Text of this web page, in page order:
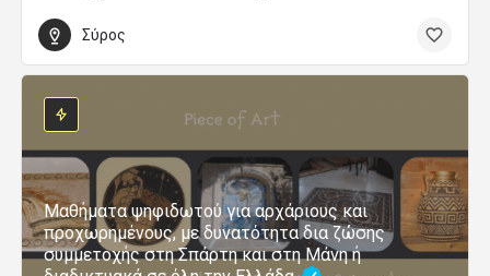
Σύρος
Μαθήματα ψηφιδωτού για αρχάριους και
προχωρημένους, με δυνατότητα δια ζώσης
συμμετοχής στη Σπάρτη και στη Μάνη ή